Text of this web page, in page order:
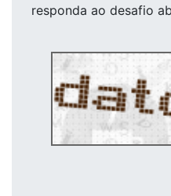
responda ao desafio